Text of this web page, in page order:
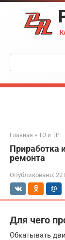
Перейти
контенту
Поиск:
Главная » ТО и ТР
Приработка
ремонта
Опубликовано: 22
Для чего
Обкатывать